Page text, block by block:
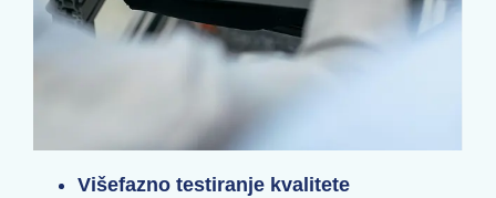
Višefazno testiranje kvalitete